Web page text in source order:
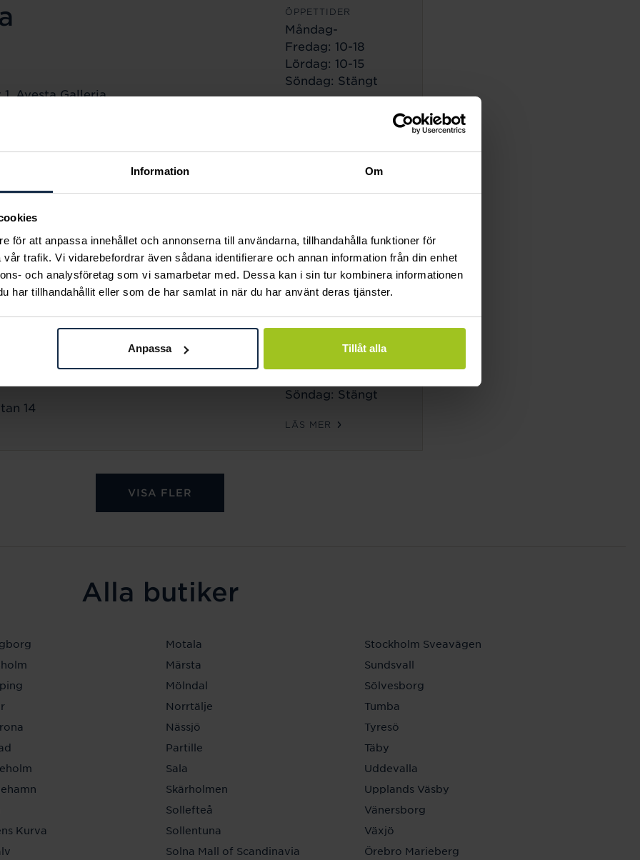
Information Om
för att anpassa innehållet och annonserna till användarna, tillhandahålla funktioner för
trafik. Vi vidarebefordrar även sådana identifierare och annan information från din enhet
och analysföretag som vi samarbetar med. Dessa kan i sin tur kombinera informationen
har tillhandahållit eller som de har samlat in när du har använt deras tjänster.
Anpassa Tillåt alla
Avesta Galleria
ÖPPETTIDER
Måndag-
Fredag: 10-18
Lördag: 10-15
Söndag: Stängt
Söndag: Stängt
14
Söndag: Stängt
LÄS MER
VISA FLER
Alla butiker
Kurva
Motala
Märsta
Mölndal
Norrtälje
Nässjö
Partille
Sala
Skärholmen
Sollefteå
Sollentuna
Solna Mall of Scandinavia
Stockholm Sveavägen
Sundsvall
Sölvesborg
Tumba
Tyresö
Täby
Uddevalla
Upplands Väsby
Vänersborg
Växjö
Örebro Marieberg